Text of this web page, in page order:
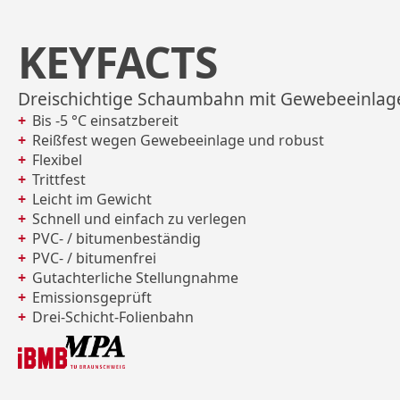
KEYFACTS
Dreischichtige Schaumbahn mit
Bis -5 °C einsatzbereit
Reißfest wegen Gewebeeinlage und robust
Flexibel
Trittfest
Leicht im Gewicht
Schnell und einfach zu verlegen
PVC- / bitumenbeständig
PVC- / bitumenfrei
Gutachterliche Stellungnahme
Emissionsgeprüft
Drei-Schicht-Folienbahn